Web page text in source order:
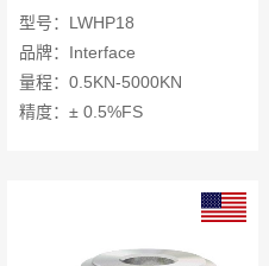
型号：LWHP18
品牌：Interface
量程：0.5KN-5000KN
精度：± 0.5%FS